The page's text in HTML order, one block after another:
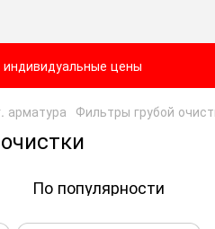
цены
арматура Фильтры грубой
По популярности